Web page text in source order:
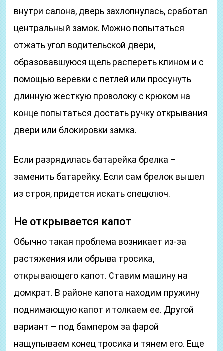
внутри салона, дверь захлопнулась, сработал
центральный замок. Можно попытаться
отжать угол водительской двери,
образовавшуюся щель распереть клином и с
помощью веревки с петлей или просунуть
длинную жесткую проволоку с крюком на
конце попытаться достать ручку открывания
двери или блокировки замка.
Если разрядилась батарейка брелка –
заменить батарейку. Если сам брелок вышел
из строя, придется искать спецключ.
Не открывается капот
Обычно такая проблема возникает из-за
растяжения или обрыва тросика,
открывающего капот. Ставим машину на
домкрат. В районе капота находим пружину
поднимающую капот и толкаем ее. Другой
вариант – под бампером за фарой
нащупываем конец тросика и тянем его. Еще